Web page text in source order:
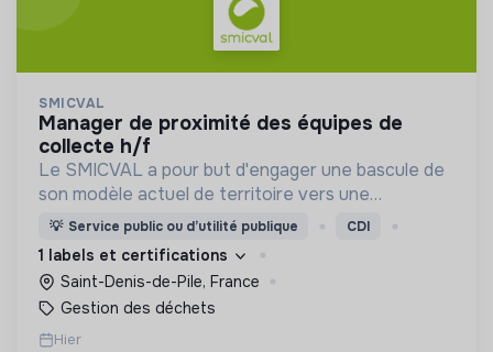
SMICVAL
manager de proximité des équipes de
collecte h/f
Le SMICVAL a pour but d'engager une bascule de
son modèle actuel de territoire vers une
dynamique positive Zero Waste.
💡 Service public ou d’utilité publique CDI
1 labels et certifications
Saint-Denis-de-Pile, France
Gestion des déchets
Hier